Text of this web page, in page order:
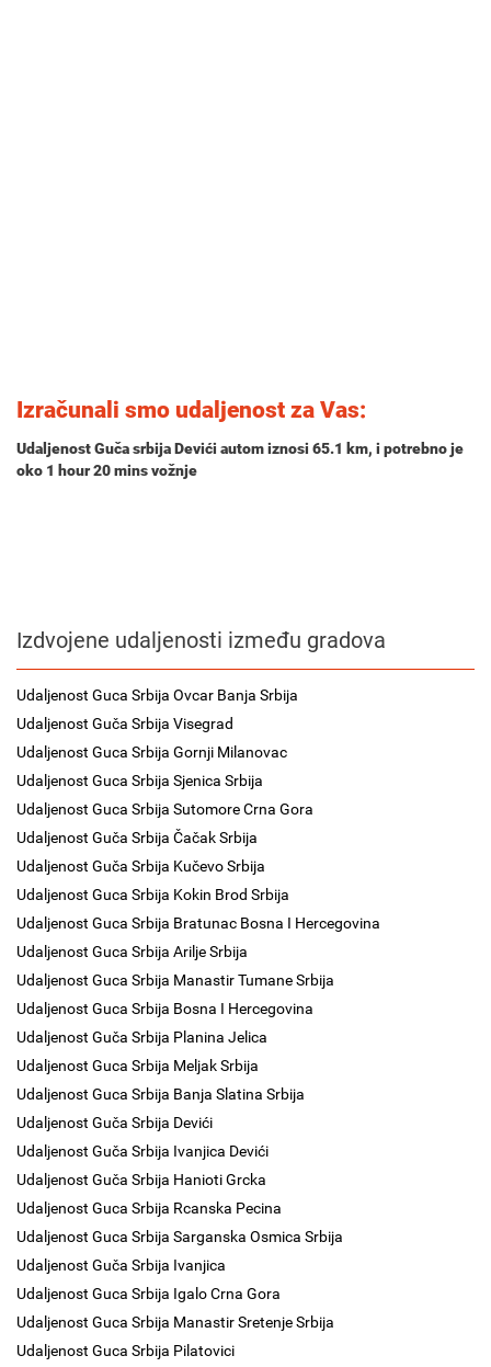
Izračunali smo udaljenost za Vas:
Udaljenost Guča srbija Devići autom iznosi 65.1 km, i potrebno je
oko 1 hour 20 minsvožnje
Izdvojene udaljenosti između gradova
Udaljenost Guca Srbija Ovcar Banja Srbija
Udaljenost Guča Srbija Visegrad
Udaljenost Guca Srbija Gornji Milanovac
Udaljenost Guca Srbija Sjenica Srbija
Udaljenost Guca Srbija Sutomore Crna Gora
Udaljenost Guča Srbija Čačak Srbija
Udaljenost Guča Srbija Kučevo Srbija
Udaljenost Guca Srbija Kokin Brod Srbija
Udaljenost Guca Srbija Bratunac Bosna I Hercegovina
Udaljenost Guca Srbija Arilje Srbija
Udaljenost Guca Srbija Manastir Tumane Srbija
Udaljenost Guca Srbija Bosna I Hercegovina
Udaljenost Guča Srbija Planina Jelica
Udaljenost Guca Srbija Meljak Srbija
Udaljenost Guca Srbija Banja Slatina Srbija
Udaljenost Guča Srbija Devići
Udaljenost Guča Srbija Ivanjica Devići
Udaljenost Guča Srbija Hanioti Grcka
Udaljenost Guca Srbija Rcanska Pecina
Udaljenost Guca Srbija Sarganska Osmica Srbija
Udaljenost Guča Srbija Ivanjica
Udaljenost Guca Srbija Igalo Crna Gora
Udaljenost Guca Srbija Manastir Sretenje Srbija
Udaljenost Guca Srbija Pilatovici